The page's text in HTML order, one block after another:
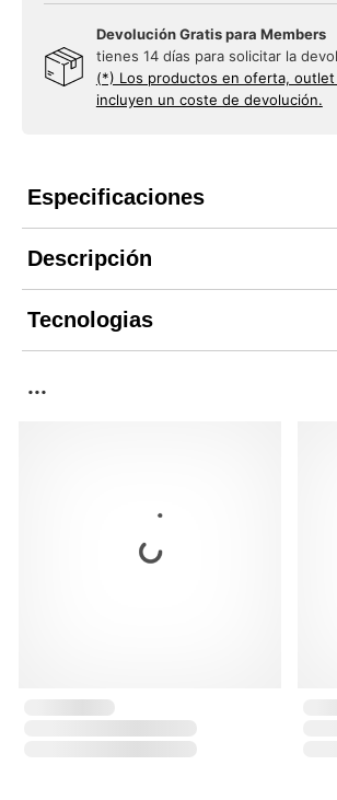
Devolución Gratis para Members
tienes 14 días para solicitar la
(*) Los productos en oferta, outlet
incluyen un coste de devolución.
Especificaciones
Descripción
Tecnologias
...